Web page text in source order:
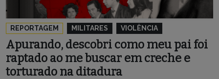
REPORTAGEM MILITARES VIOLÊNCIA
Apurando, descobri como meu pai foi
raptado ao me buscar em creche e
torturado na ditadura